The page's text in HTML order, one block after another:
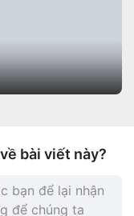
bài viết này?